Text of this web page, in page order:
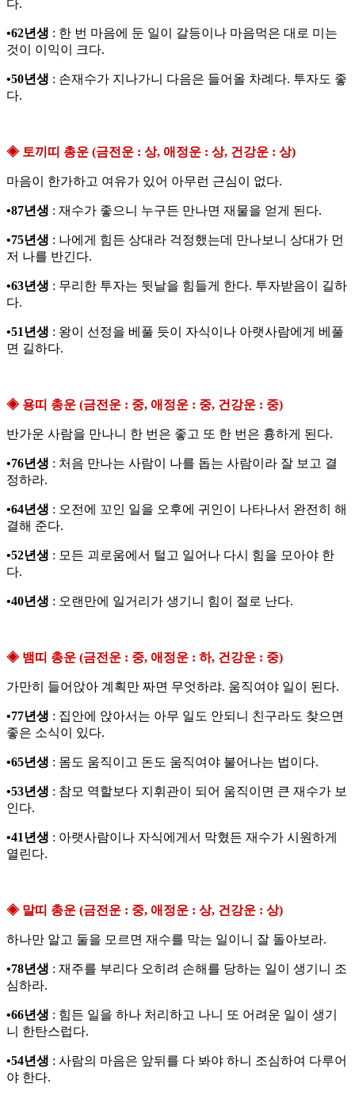
다.
•62년생 : 한 번 마음에 둔 일이 갈등이나 마음먹은 대로 미는
것이 이익이 크다.
•50년생 : 손재수가 지나가니 다음은 들어올 차례다. 투자도 좋
다.
◈ 토끼띠 총운 (금전운 : 상, 애정운 : 상, 건강운 : 상)
마음이 한가하고 여유가 있어 아무런 근심이 없다.
•87년생 : 재수가 좋으니 누구든 만나면 재물을 얻게 된다.
•75년생 : 나에게 힘든 상대라 걱정했는데 만나보니 상대가 먼
저 나를 반긴다.
•63년생 : 무리한 투자는 뒷날을 힘들게 한다. 투자받음이 길하
다.
•51년생 : 왕이 선정을 베풀 듯이 자식이나 아랫사람에게 베풀
면 길하다.
◈ 용띠 총운 (금전운 : 중, 애정운 : 중, 건강운 : 중)
반가운 사람을 만나니 한 번은 좋고 또 한 번은 흉하게 된다.
•76년생 : 처음 만나는 사람이 나를 돕는 사람이라 잘 보고 결
정하라.
•64년생 : 오전에 꼬인 일을 오후에 귀인이 나타나서 완전히 해
결해 준다.
•52년생 : 모든 괴로움에서 털고 일어나 다시 힘을 모아야 한
다.
•40년생 : 오랜만에 일거리가 생기니 힘이 절로 난다.
◈ 뱀띠 총운 (금전운 : 중, 애정운 : 하, 건강운 : 중)
가만히 들어앉아 계획만 짜면 무엇하랴. 움직여야 일이 된다.
•77년생 : 집안에 앉아서는 아무 일도 안되니 친구라도 찾으면
좋은 소식이 있다.
•65년생 : 몸도 움직이고 돈도 움직여야 불어나는 법이다.
•53년생 : 참모 역할보다 지휘관이 되어 움직이면 큰 재수가 보
인다.
•41년생 : 아랫사람이나 자식에게서 막혔든 재수가 시원하게
열린다.
◈ 말띠 총운 (금전운 : 중, 애정운 : 상, 건강운 : 상)
하나만 알고 둘을 모르면 재수를 막는 일이니 잘 돌아보라.
•78년생 : 재주를 부리다 오히려 손해를 당하는 일이 생기니 조
심하라.
•66년생 : 힘든 일을 하나 처리하고 나니 또 어려운 일이 생기
니 한탄스럽다.
•54년생 : 사람의 마음은 앞뒤를 다 봐야 하니 조심하여 다루어
야 한다.